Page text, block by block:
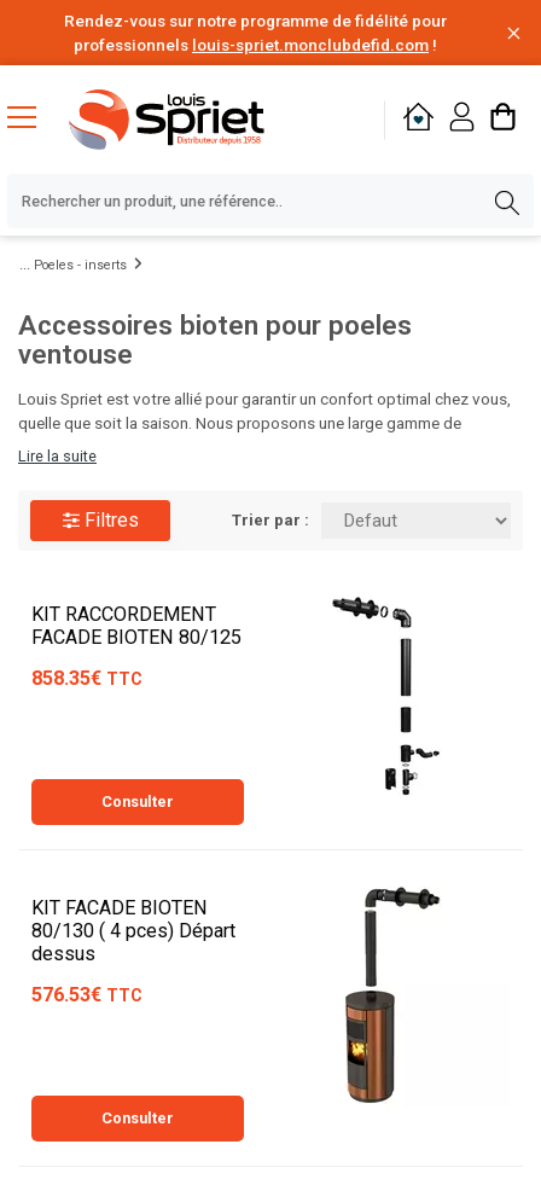
Rendez-vous sur notre programme de fidélité pour
professionnels louis-spriet.monclubdefid.com !
Poeles - inserts
Accessoires bioten pour poeles
ventouse
Louis Spriet est votre allié pour garantir un confort optimal chez vous,
quelle que soit la saison. Nous proposons une large gamme de
solutions de chauffage, des chaudières aux radiateurs design, ainsi que
équipements adaptés à votre espace et à votre budget. Visitez Louis
Spriet et préparez votre maison pour toute l'année !
Lire la suite
Filtres Trier par :
KIT RACCORDEMENT
FACADE BIOTEN 80/125
858.35€ TTC
Consulter
KIT FACADE BIOTEN
80/130 ( 4 pces) Départ
dessus
576.53€ TTC
Consulter